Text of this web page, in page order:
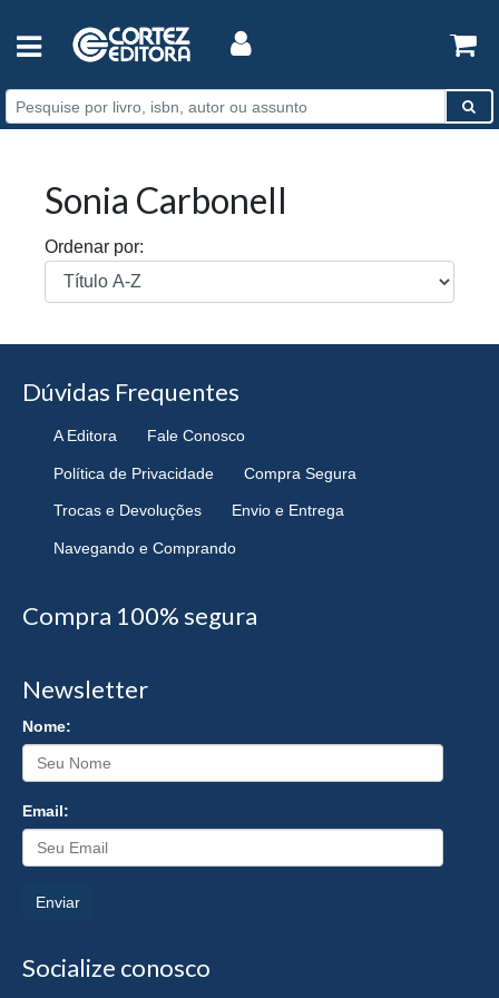
Sonia Carbonell
Ordenar por:
Dúvidas Frequentes
A Editora Fale Conosco
Política de Privacidade Compra Segura
Trocas e Devoluções Envio e Entrega
Navegando e Comprando
Compra 100% segura
Newsletter
Nome:
Email:
Enviar
Socialize conosco